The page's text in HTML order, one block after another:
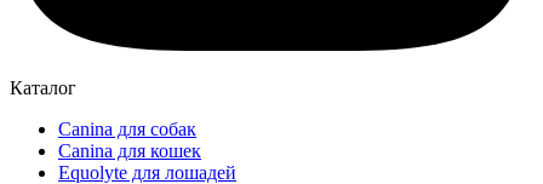
Каталог
Canina для собак
Canina для кошек
Equolyte для лошадей